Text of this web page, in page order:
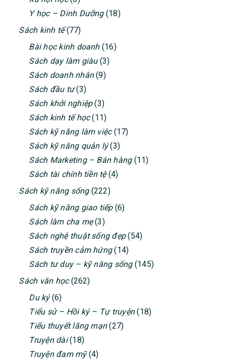
Y học – Dinh Dưỡng(18)
Sách kinh tế(77)
Bài học kinh doanh(16)
Sách dạy làm giàu(3)
Sách doanh nhân(9)
Sách đầu tư(3)
Sách khởi nghiệp(3)
Sách kinh tế học(11)
Sách kỹ năng làm việc(17)
Sách kỹ năng quản lý(3)
Sách Marketing – Bán hàng(11)
Sách tài chính tiền tệ(4)
Sách kỹ năng sống(222)
Sách kỹ năng giao tiếp(6)
Sách làm cha mẹ(3)
Sách nghệ thuật sống đẹp(54)
Sách truyền cảm hứng(14)
Sách tư duy – kỹ năng sống(145)
Sách văn học(262)
Du ký(6)
Tiểu sử – Hồi ký – Tự truyện(18)
Tiểu thuyết lãng mạn(27)
Truyện dài(18)
Truyện đam mỹ(4)